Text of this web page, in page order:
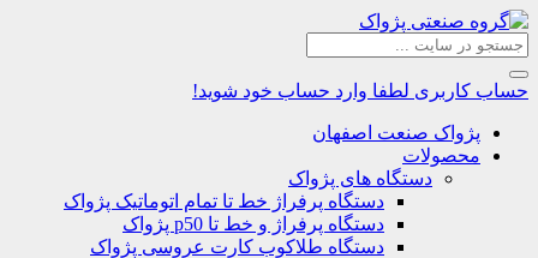
حساب کاربری لطفا وارد حساب خود شوید!
پژواک صنعت اصفهان
محصولات
دستگاه های پژواک
دستگاه پرفراژ خط تا تمام اتوماتیک پژواک
دستگاه پرفراژ و خط تا p50 پژواک
دستگاه طلاکوب کارت عروسی پژواک